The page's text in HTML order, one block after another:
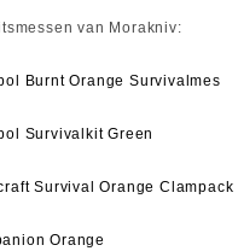
van Morakniv:
Burnt Orange Survivalmes
Survivalkit Green
Survival Orange Clampack
Orange